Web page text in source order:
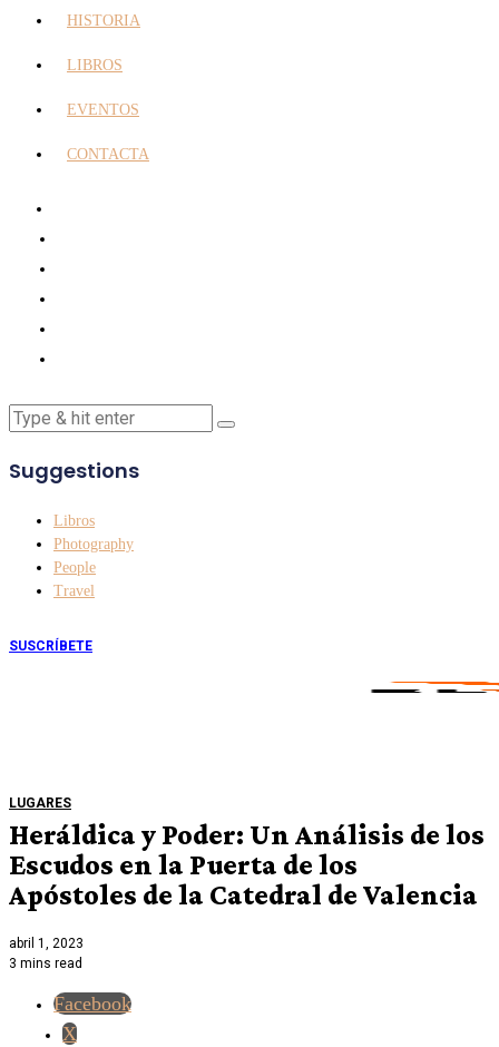
HISTORIA
LIBROS
EVENTOS
CONTACTA
Suggestions
Libros
Photography
People
Travel
SUSCRÍBETE
LUGARES
Heráldica y Poder: Un Análisis de los
Escudos en la Puerta de los
Apóstoles de la Catedral de Valencia
abril 1, 2023
3 mins read
Facebook
X